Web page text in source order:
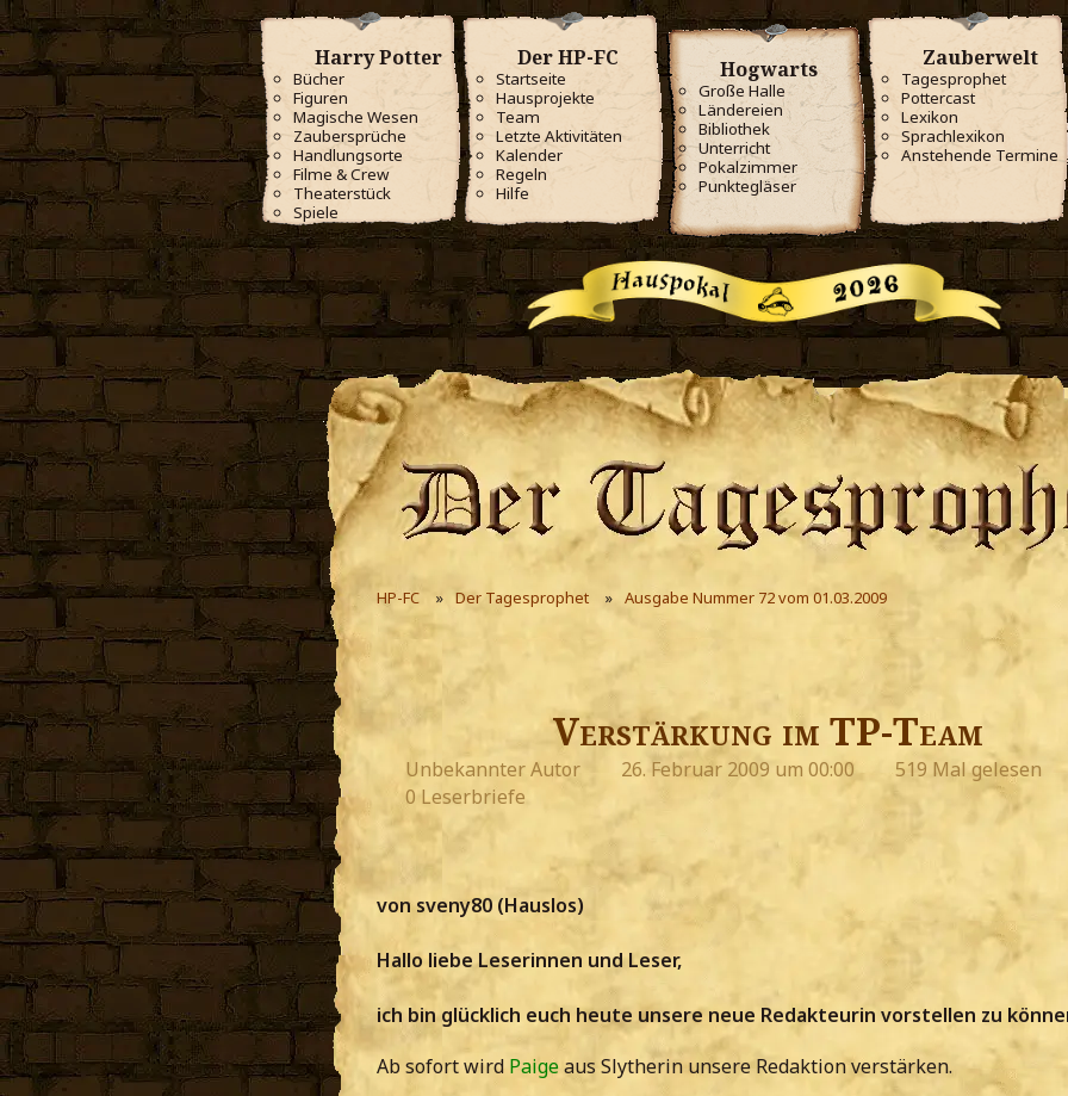
Harry Potter
Bücher
Figuren
Magische Wesen
Zaubersprüche
Handlungsorte
Filme & Crew
Theaterstück
Spiele
Der HP-FC
Startseite
Hausprojekte
Team
Letzte Aktivitäten
Kalender
Regeln
Hilfe
Hogwarts
Große Halle
Ländereien
Bibliothek
Unterricht
Pokalzimmer
Punktegläser
Zauberwelt
Tagesprophet
Pottercast
Lexikon
Sprachlexikon
Anstehende Termine
HP-FC Der Tagesprophet Ausgabe Nummer 72 vom 01.03.2009
Verstärkung im TP-Team
Unbekannter Autor 26. Februar 2009 um 00:00
519 Mal gelesen
0 Leserbriefe
von sveny80 (Hauslos)
Hallo liebe Leserinnen und Leser,
ich bin glücklich euch heute unsere neue Redakteurin vorstellen zu
Ab sofort wird Paigeaus Slytherin unsere Redaktion verstärken.